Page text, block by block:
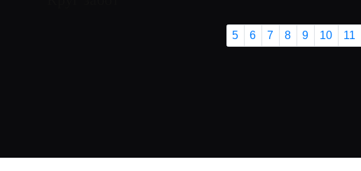
5 6 7 8 9 10 11